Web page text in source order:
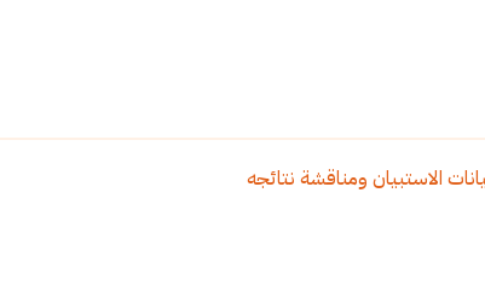
الاستبيان ومناقشة نتائجه